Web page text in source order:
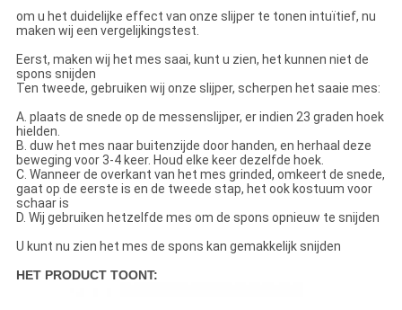
om u het duidelijke effect van onze slijper te tonen intuïtief, nu
maken wij een vergelijkingstest.
Eerst, maken wij het mes saai, kunt u zien, het kunnen niet de
spons snijden
Ten tweede, gebruiken wij onze slijper, scherpen het saaie mes:
A. plaats de snede op de messenslijper, er indien 23 graden hoek
hielden.
B. duw het mes naar buitenzijde door handen, en herhaal deze
beweging voor 3-4 keer. Houd elke keer dezelfde hoek.
C. Wanneer de overkant van het mes grinded, omkeert de snede,
gaat op de eerste is en de tweede stap, het ook kostuum voor
schaar is
D. Wij gebruiken hetzelfde mes om de spons opnieuw te snijden
U kunt nu zien het mes de spons kan gemakkelijk snijden
HET PRODUCT TOONT: